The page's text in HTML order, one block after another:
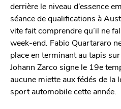
derrière le niveau d’essence
séance de qualifications à
vite fait comprendre qu’il ne
week-end. Fabio Quartararo
place en terminant au tapis
Johann Zarco signe le 19e
aucune miette aux fédés de la
sport automobile cette année.